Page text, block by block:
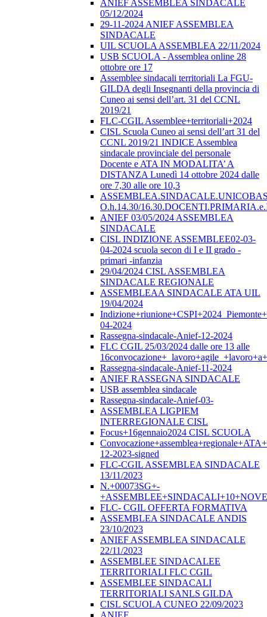
ANIEF ASSEMBLEA SINDACALE
05/12/2024
29-11-2024 ANIEF ASSEMBLEA
SINDACALE
UIL SCUOLA ASSEMBLEA 22/11/2024
USB SCUOLA - Assemblea online 28
ottobre ore 17
Assemblee sindacali territoriali La FGU-
GILDA degli Insegnanti della provincia di
Cuneo ai sensi dell’art. 31 del CCNL
2019/21
FLC-CGIL Assemblee+territoriali+2024
CISL Scuola Cuneo ai sensi dell’art 31 del
CCNL 2019/21 INDICE Assemblea
sindacale provinciale del personale
Docente e ATA IN MODALITA’ A
DISTANZA Lunedì 14 ottobre 2024 dalle
ore 7,30 alle ore 10,3
O.h.14.30/
ANIEF 03/05/2024 ASSEMBLEA
SINDACALE
CISL INDIZIONE ASSEMBLEE02-03-
04-2024 scuola secon di I e II grado -
primari -infanzia
29/04/2024 CISL ASSEMBLEA
SINDACALE REGIONALE
ASSEMBLEAA SINDACALE ATA UIL
19/04/2024
04-2024
Rassegna-sindacale-Anief-12-2024
FLC CGIL 25/03/2024 dalle ore 13 alle
Rassegna-sindacale-Anief-11-2024
ANIEF RASSEGNA SINDACALE
USB assemblea sindacale
Rassegna-sindacale-Anief-03-
ASSEMBLEA LIGPIEM
INTERREGIONALE CISL
Focus+16gennaio2024 CISL SCUOLA
12-2023-signed
FLC-CGIL ASSEMBLEA SINDACALE
13/11/2023
N.+00073SG+-
FLC- CGIL OFFERTA FORMATIVA
ASSEMBLEA SINDACALE ANDIS
23/10/2023
ANIEF ASSEMBLEA SINDACALE
22/11/2023
ASSEMBLEE SINDACALEE
TERRITORIALI FLC CGIL
ASSEMBLEE SINDACALI
TERRITORIALI SANLS GILDA
CISL SCUOLA CUNEO 22/09/2023